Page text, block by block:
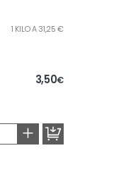
1 KILO A 31,25 €
3,50€
+